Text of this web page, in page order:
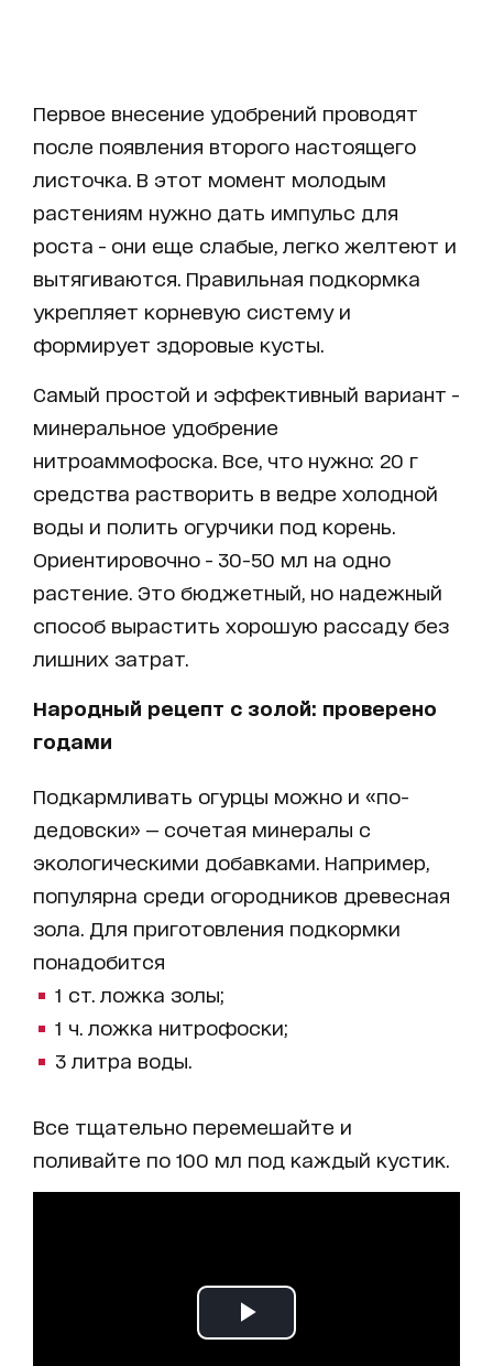
Первое внесение удобрений проводят
после появления второго настоящего
листочка. В этот момент молодым
растениям нужно дать импульс для
роста - они еще слабые, легко желтеют и
вытягиваются. Правильная подкормка
укрепляет корневую систему и
формирует здоровые кусты.
Самый простой и эффективный вариант -
минеральное удобрение
нитроаммофоска. Все, что нужно: 20 г
средства растворить в ведре холодной
воды и полить огурчики под корень.
Ориентировочно - 30-50 мл на одно
растение. Это бюджетный, но надежный
способ вырастить хорошую рассаду без
лишних затрат.
Народный рецепт с золой: проверено
годами
Подкармливать огурцы можно и «по-
дедовски» — сочетая минералы с
экологическими добавками. Например,
популярна среди огородников древесная
зола. Для приготовления подкормки
понадобится
1 ст. ложка золы;
1 ч. ложка нитрофоски;
3 литра воды.
Все тщательно перемешайте и
поливайте по 100 мл под каждый кустик.